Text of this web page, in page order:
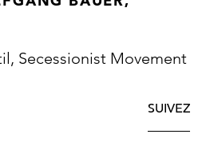
Secessionist Movement
SUIVEZ